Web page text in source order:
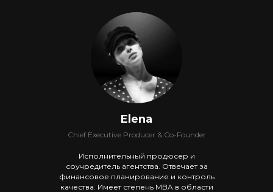
Chief Executive Producer & Co-Founder
Elena
Исполнительный продюсер и
соучредитель агентства. Отвечает за
финансовое планирование и контроль
качества. Имеет степень MBA в области